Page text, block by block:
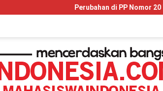
Perubahan di PP Nomor 20 Tahun